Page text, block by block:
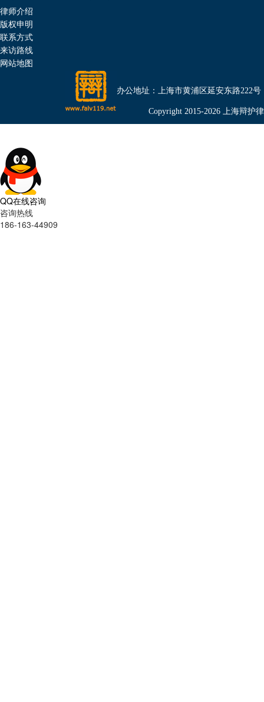
律师介绍
版权申明
联系方式
来访路线
网站地图
办公地址：上海市黄浦区延安东路222号
Copyright 2015-2026 上海辩护
QQ在线咨询
咨询热线
186-163-44909